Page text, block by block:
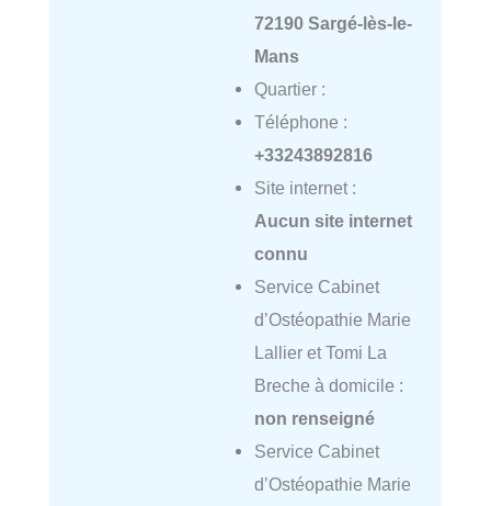
72190 Sargé-lès-le-
Mans
Quartier :
Téléphone :
+33243892816
Site internet :
Aucun site internet
connu
Service Cabinet
d’Ostéopathie Marie
Lallier et Tomi La
Breche à domicile :
non renseigné
Service Cabinet
d’Ostéopathie Marie